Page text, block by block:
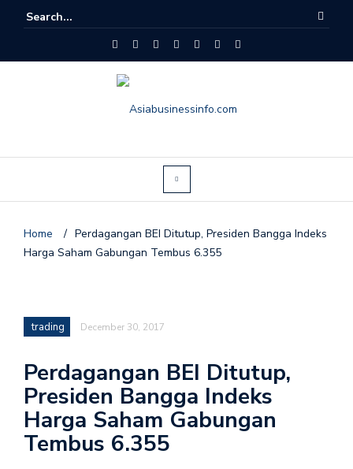
Home / Perdagangan BEI Ditutup, Presiden Bangga Indeks
Harga Saham Gabungan Tembus 6.355
trading December 30, 2017
Perdagangan BEI Ditutup,
Presiden Bangga Indeks
Harga Saham Gabungan
Tembus 6.355